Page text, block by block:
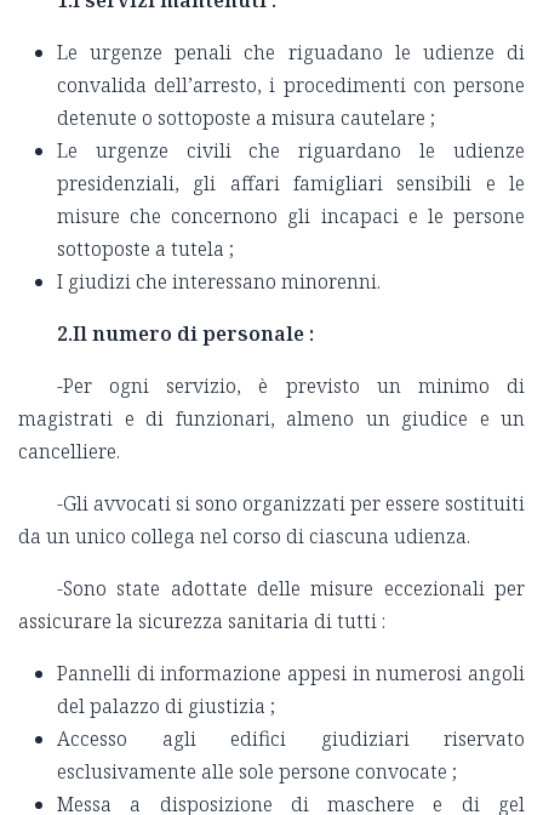
Le urgenze penali che riguadano le udienze di
convalida dell’arresto, i procedimenti con persone
detenute o sottoposte a misura cautelare ;
Le urgenze civili che riguardano le udienze
presidenziali, gli affari famigliari sensibili e le
misure che concernono gli incapaci e le persone
sottoposte a tutela ;
I giudizi che interessano minorenni.
2.Il numero di personale :
-Per ogni servizio, è previsto un minimo di
magistrati e di funzionari, almeno un giudice e un
cancelliere.
-Gli avvocati si sono organizzati per essere sostituiti
da un unico collega nel corso di ciascuna udienza.
-Sono state adottate delle misure eccezionali per
assicurare la sicurezza sanitaria di tutti :
Pannelli di informazione appesi in numerosi angoli
del palazzo di giustizia ;
Accesso agli edifici giudiziari riservato
esclusivamente alle sole persone convocate ;
Messa a disposizione di maschere e di gel